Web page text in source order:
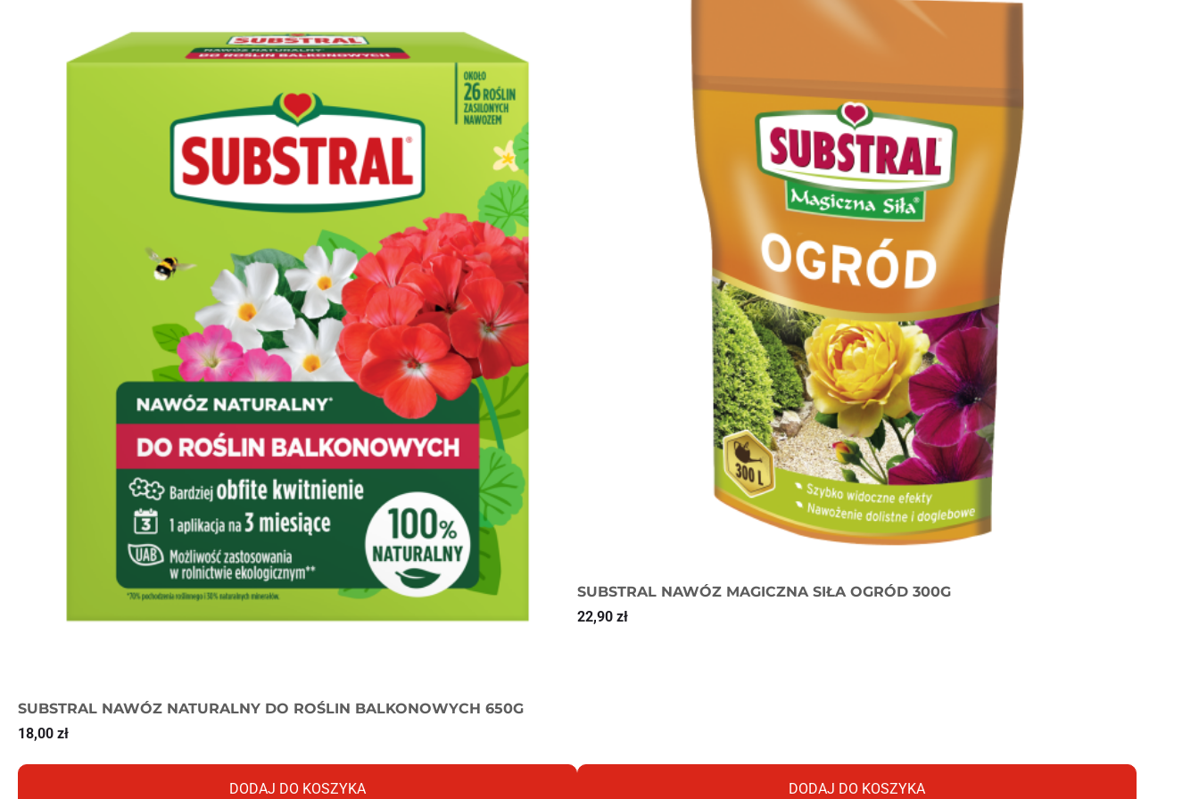
SUBSTRAL NAWÓZ NATURALNY DO ROŚLIN BALKONOWYCH 650G
18,00 zł
DODAJ DO KOSZYKA
SUBSTRAL NAWÓZ MAGICZNA SIŁA OGRÓD 300G
22,90 zł
DODAJ DO KOSZYKA